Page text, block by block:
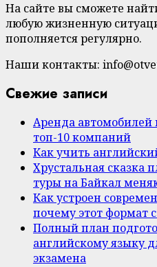
На сайте вы сможете
любую жизненную
пополняется регулярно.
Наши контакты:
Свежие записи
Аренда автомобилей
топ-10 компаний
Как учить
Хрустальная сказка
туры на Байкал
Как устроен
почему этот формат
Полный план
английскому языку
экзамена